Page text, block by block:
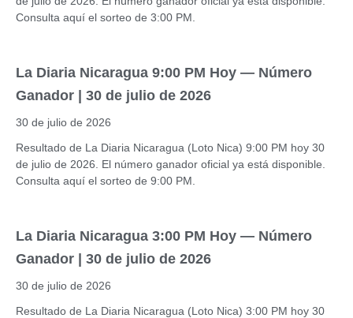
Consulta aquí el sorteo de 3:00 PM.
La Diaria Nicaragua 9:00 PM Hoy — Número
Ganador | 30 de julio de 2026
30 de julio de 2026
Resultado de La Diaria Nicaragua (Loto Nica) 9:00 PM hoy 30
de julio de 2026. El número ganador oficial ya está disponible.
Consulta aquí el sorteo de 9:00 PM.
La Diaria Nicaragua 3:00 PM Hoy — Número
Ganador | 30 de julio de 2026
30 de julio de 2026
Resultado de La Diaria Nicaragua (Loto Nica) 3:00 PM hoy 30